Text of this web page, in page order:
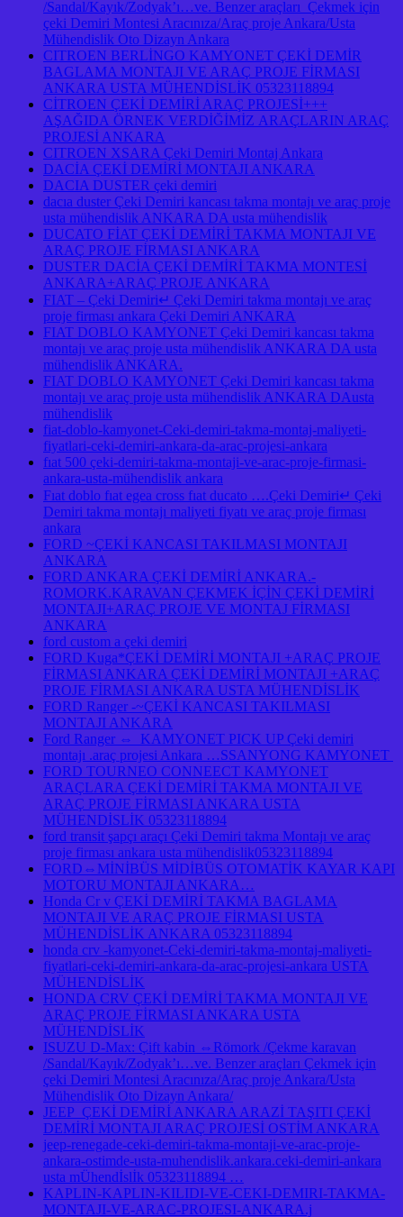
/Sandal/Kayık/Zodyak’ı…ve. Benzer araçları Çekmek için
çeki Demiri Montesi Aracınıza/Araç proje Ankara/Usta
Mühendislik Oto Dizayn Ankara
CITROEN BERLİNGO KAMYONET ÇEKİ DEMİR
BAGLAMA MONTAJI VE ARAÇ PROJE FİRMASI
ANKARA USTA MÜHENDİSLİK 05323118894
CİTROEN ÇEKİ DEMİRİ ARAÇ PROJESİ+++
AŞAĞIDA ÖRNEK VERDİĞİMİZ ARAÇLARIN ARAÇ
PROJESİ ANKARA
CITROEN XSARA Çeki Demiri Montaj Ankara
DACİA ÇEKİ DEMİRİ MONTAJI ANKARA
DACIA DUSTER çeki demiri
dacıa duster Çeki Demiri kancası takma montajı ve araç proje
usta mühendislik ANKARA DA usta mühendislik
DUCATO FİAT ÇEKİ DEMİRİ TAKMA MONTAJI VE
ARAÇ PROJE FİRMASI ANKARA
DUSTER DACİA ÇEKİ DEMİRİ TAKMA MONTESİ
ANKARA+ARAÇ PROJE ANKARA
FIAT – Çeki Demiri↵ Çeki Demiri takma montajı ve araç
proje firması ankara Çeki Demiri ANKARA
FIAT DOBLO KAMYONET Çeki Demiri kancası takma
montajı ve araç proje usta mühendislik ANKARA DA usta
mühendislik ANKARA.
FIAT DOBLO KAMYONET Çeki Demiri kancası takma
montajı ve araç proje usta mühendislik ANKARA DAusta
mühendislik
fiat-doblo-kamyonet-Ceki-demiri-takma-montaj-maliyeti-
fiyatlari-ceki-demiri-ankara-da-arac-projesi-ankara
fıat 500 çeki-demiri-takma-montaji-ve-arac-proje-firmasi-
ankara-usta-mühendislik ankara
Fıat doblo fıat egea cross fıat ducato ….Çeki Demiri↵ Çeki
Demiri takma montajı maliyeti fiyatı ve araç proje firması
ankara
FORD ~ÇEKİ KANCASI TAKILMASI MONTAJI
ANKARA
FORD ANKARA ÇEKİ DEMİRİ ANKARA.-
ROMORK.KARAVAN ÇEKMEK İÇİN ÇEKİ DEMİRİ
MONTAJI+ARAÇ PROJE VE MONTAJ FİRMASI
ANKARA
ford custom a çeki demiri
FORD Kuga*ÇEKİ DEMİRİ MONTAJI +ARAÇ PROJE
FİRMASI ANKARA ÇEKİ DEMİRİ MONTAJI +ARAÇ
PROJE FİRMASI ANKARA USTA MÜHENDİSLİK
FORD Ranger -~ÇEKİ KANCASI TAKILMASI
MONTAJI ANKARA
Ford Ranger ⇔ KAMYONET PICK UP Çeki demiri
montajı .araç projesi Ankara …SSANYONG KAMYONET
FORD TOURNEO CONNEECT KAMYONET
ARAÇLARA ÇEKİ DEMİRİ TAKMA MONTAJI VE
ARAÇ PROJE FİRMASI ANKARA USTA
MÜHENDİSLİK 05323118894
ford transit şapçı araçı Çeki Demiri takma Montajı ve araç
proje firması ankara usta mühendislik05323118894
FORD⇔MİNİBÜS MİDİBÜS OTOMATİK KAYAR KAPI
MOTORU MONTAJI ANKARA…
Honda Cr v ÇEKİ DEMİRİ TAKMA BAGLAMA
MONTAJI VE ARAÇ PROJE FİRMASI USTA
MÜHENDİSLİK ANKARA 05323118894
honda crv -kamyonet-Ceki-demiri-takma-montaj-maliyeti-
fiyatlari-ceki-demiri-ankara-da-arac-projesi-ankara USTA
MÜHENDİSLİK
HONDA CRV ÇEKİ DEMİRİ TAKMA MONTAJI VE
ARAÇ PROJE FİRMASI ANKARA USTA
MÜHENDİSLİK
ISUZU D-Max: Çift kabin ⇔Römork /Çekme karavan
/Sandal/Kayık/Zodyak’ı…ve. Benzer araçları Çekmek için
çeki Demiri Montesi Aracınıza/Araç proje Ankara/Usta
Mühendislik Oto Dizayn Ankara/
JEEP ÇEKİ DEMİRİ ANKARA ARAZİ TAŞITI ÇEKİ
DEMİRİ MONTAJI ARAÇ PROJESİ OSTİM ANKARA
jeep-renegade-ceki-demiri-takma-montaji-ve-arac-proje-
ankara-ostimde-usta-muhendislik.ankara.ceki-demiri-ankara
usta mÜhendİslİk 05323118894 …
KAPLIN-KAPLIN-KILIDI-VE-CEKI-DEMIRI-TAKMA-
MONTAJI-VE-ARAC-PROJESI-ANKARA.j